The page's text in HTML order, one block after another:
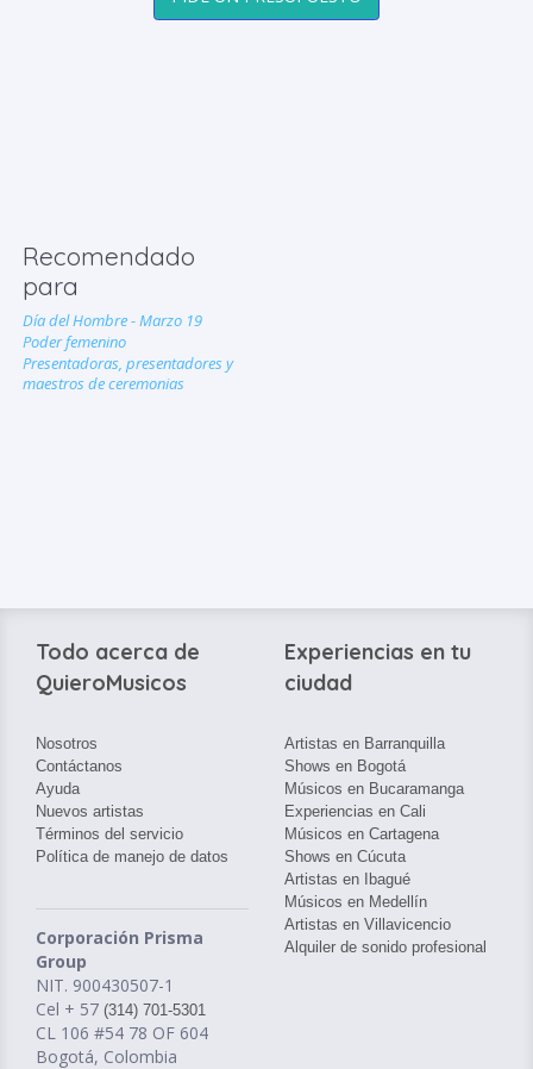
Recomendado
para
Día del Hombre - Marzo 19
Poder femenino
Presentadoras, presentadores y
maestros de ceremonias
Todo acerca de
QuieroMusicos
Nosotros
Contáctanos
Ayuda
Nuevos artistas
Términos del servicio
Política de manejo de datos
Corporación Prisma
Group
NIT. 900430507-1
Cel + 57 (314) 701-5301
CL 106 #54 78 OF 604
Bogotá, Colombia
Experiencias en tu
ciudad
Artistas en Barranquilla
Shows en Bogotá
Músicos en Bucaramanga
Experiencias en Cali
Músicos en Cartagena
Shows en Cúcuta
Artistas en Ibagué
Músicos en Medellín
Artistas en Villavicencio
Alquiler de sonido profesional